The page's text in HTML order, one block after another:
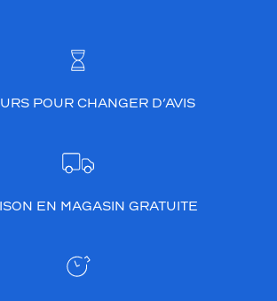
POUR CHANGER D’AVIS
EN MAGASIN GRATUITE